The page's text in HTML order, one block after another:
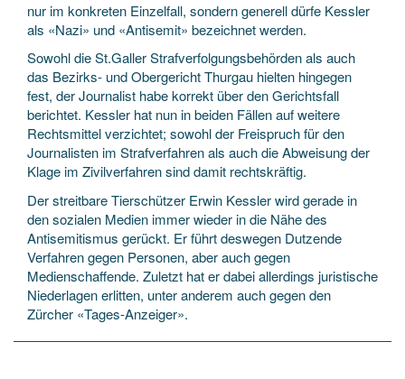
nur im konkreten Einzelfall, sondern generell dürfe Kessler
als «Nazi» und «Antisemit» bezeichnet werden.
Sowohl die St.Galler Strafverfolgungsbehörden als auch
das Bezirks- und Obergericht Thurgau hielten hingegen
fest, der Journalist habe korrekt über den Gerichtsfall
berichtet. Kessler hat nun in beiden Fällen auf weitere
Rechtsmittel verzichtet; sowohl der Freispruch für den
Journalisten im Strafverfahren als auch die Abweisung der
Klage im Zivilverfahren sind damit rechtskräftig.
Der streitbare Tierschützer Erwin Kessler wird gerade in
den sozialen Medien immer wieder in die Nähe des
Antisemitismus gerückt. Er führt deswegen Dutzende
Verfahren gegen Personen, aber auch gegen
Medienschaffende. Zuletzt hat er dabei allerdings juristische
Niederlagen erlitten, unter anderem auch gegen den
Zürcher «Tages-Anzeiger».